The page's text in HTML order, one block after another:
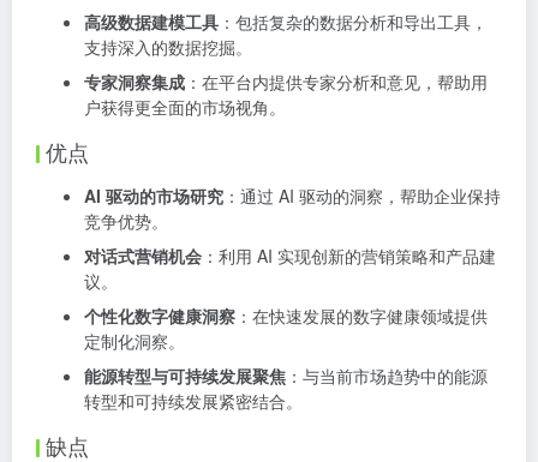
高级数据建模工具 ：包括复杂的数据分析和导出工具，
支持深入的数据挖掘。
专家洞察集成 ：在平台内提供专家分析和意见，帮助用
户获得更全面的市场视角。
优点
AI 驱动的市场研究 ：通过 AI 驱动的洞察，帮助企业保持
竞争优势。
对话式营销机会 ：利用 AI 实现创新的营销策略和产品建
议。
个性化数字健康洞察 ：在快速发展的数字健康领域提供
定制化洞察。
能源转型与可持续发展聚焦 ：与当前市场趋势中的能源
转型和可持续发展紧密结合。
缺点